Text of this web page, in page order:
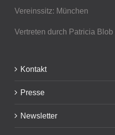
Vereinssitz: München
Vertreten durch Patricia Blob
Kontakt
Presse
Newsletter